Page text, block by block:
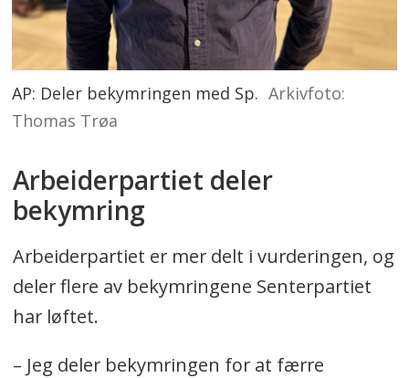
AP: Deler bekymringen med Sp. Arkivfoto:
Thomas Trøa
Arbeiderpartiet deler
bekymring
Arbeiderpartiet er mer delt i vurderingen, og
deler flere av bekymringene Senterpartiet
har løftet.
– Jeg deler bekymringen for at færre